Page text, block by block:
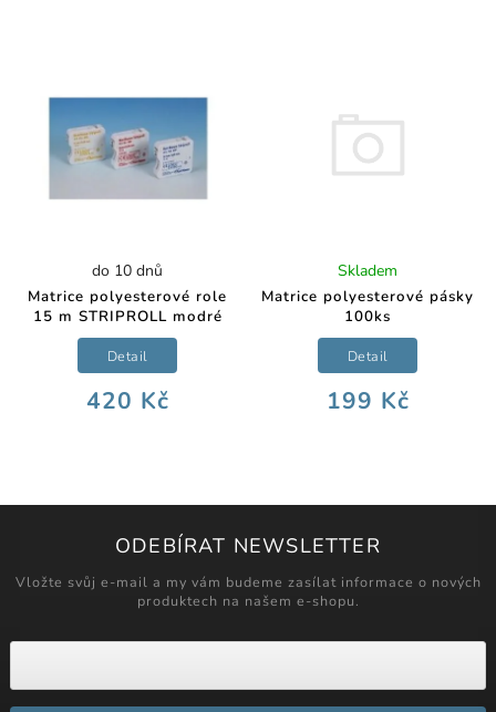
Matrice polyesterové role
15 m STRIPROLL modré
do 10 dnů
420 Kč
Detail
Matrice polyesterové pásky
100ks
Skladem
199 Kč
Detail
ODEBÍRAT NEWSLETTER
Vložte svůj e-mail a my vám budeme zasílat informace o nových
produktech na našem e-shopu.